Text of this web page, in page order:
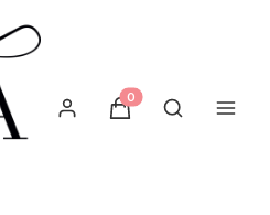
Produkty w
Otwórz